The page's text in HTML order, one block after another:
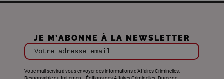
JE M’ABONNE À LA NEWSLETTER
Votre adresse email
Votre mail servira à vous envoyer des informations d'Affaires Criminelles.
Responsable du traitement : Éditions des Affaires Criminelles. Durée de